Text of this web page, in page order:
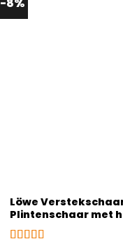
Löwe
Plintenschaar met